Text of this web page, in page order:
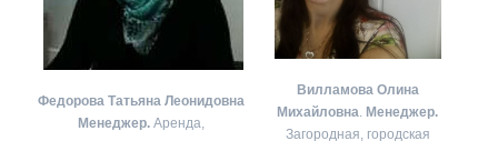
Федорова Татьяна Леонидовна
Менеджер. Аренда,
Вилламова Олина
Михайловна Менеджер.
Загородная, городская